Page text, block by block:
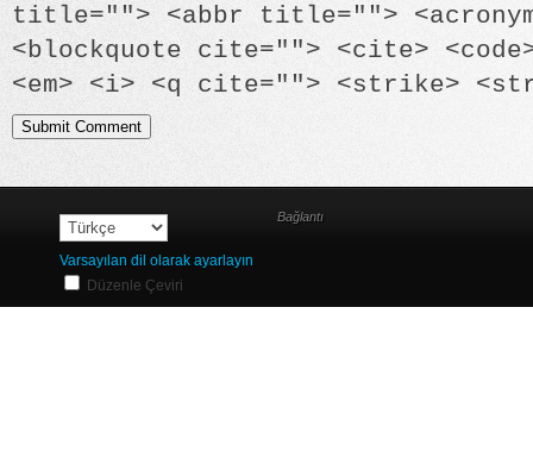
title=""> <abbr title="">
<blockquote cite=""> <cite>
<em> <i> <q cite=""> <strike>
Varsayılan dil olarak ayarlayın
Düzenle Çeviri
Bağlantı